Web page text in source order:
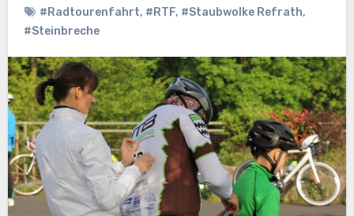
#Radtourenfahrt, #RTF, #Staubwolke Refrath,
#Steinbreche